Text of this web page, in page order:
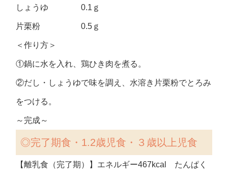
しょうゆ 0.1ｇ
片栗粉 0.5ｇ
＜作り方＞
①鍋に水を入れ、鶏ひき肉を煮る。
②だし・しょうゆで味を調え、水溶き片栗粉でとろみ
をつける。
～完成～
◎完了期食・1.2歳児食・３歳以上児食
【離乳食（完了期）】エネルギー467kcal たんぱく